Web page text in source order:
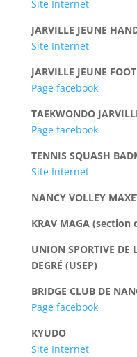
Site Internet
JARVILLE JEUNE
Site Internet
JARVILLE JEUNE
Page facebook
TAEKWONDO
Page facebook
TENNIS SQUASH
Site Internet
NANCY VOLLEY
KRAV MAGA (section
UNION SPORTIVE DE
DEGRÉ (USEP)
BRIDGE CLUB DE
Page facebook
KYUDO
Site Internet